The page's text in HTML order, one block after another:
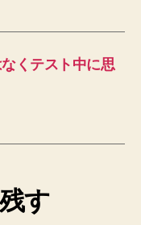
くテスト中に思
す